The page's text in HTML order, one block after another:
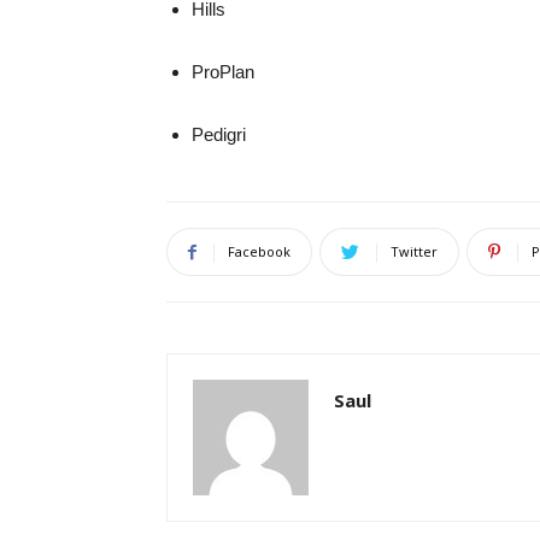
Hills
ProPlan
Pedigri
Facebook Twitter
Saul